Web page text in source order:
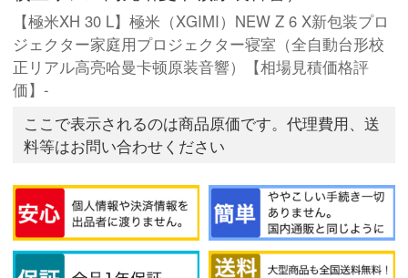
【極米XH 30 L】極米（XGIMI）NEW Z 6 X新包装プロ
ジェクター家庭用プロジェクター寝室（全自動台形校
正リアル高亮哈曼卡顿原装音響）【相場見積価格評
価】-
ここで表示されるのは商品原価です。代理費用、送
料等はお問い合わせください